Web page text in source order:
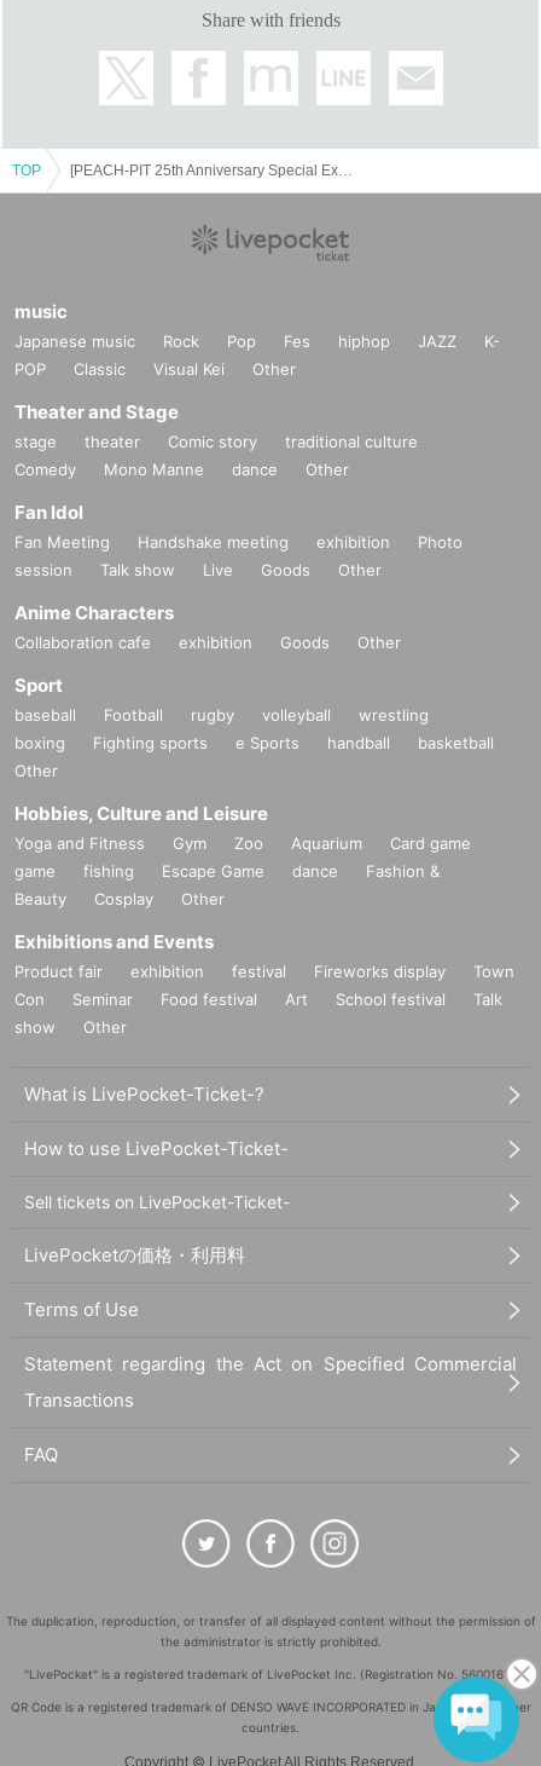
入場の流れ
・チケットをご購入後は、LivePocketマイページまたは購入完了メールのURL
から「QRコード付きチケット」をご確認ください。
いします。
・有効な身分証明書（例）：運転免許証／健康保険証／学生証／パスポートな
ど
※小中学生チケットの場合は、年齢確認できる書類をご用意ください
※未就学児の本人確認書類は不要です
当日の集合・入場について
・ご購入された入場時間の5分前を目安に、4F特設ギャラリー前の待機スペー
スにお越しください。
・整理番号をお呼びした時に不在の場合は、最後尾からのご案内となります。
・代表者の本人確認を行いますので、複数枚購入された場合は必ず同伴者とご
滞在時間・物販について
・ご入場から最大2時間を目安に展示・物販をご利用いただけます。
・混雑状況により、滞在時間を短縮させていただく場合がございます。
・最終枠（19:00〜19:30）でご来場のお客様は、閉館時間の都合上、21:00ま
禁止事項・お願い
当チケットを無効とさせていただきます。
・In order to allow as many customers as possible to attend, we ask for your
cooperation in purchasing only Quantity you need.
・会場の混雑緩和のため、時間帯ごとの入場制限・待機列設置にご協力をお願
Share with friends
TOP
music
Japanese music Rock Pop Fes hiphop JAZZ
K-
POP
Classic Visual Kei Other
Theater and Stage
stage theater Comic story
traditional culture
Comedy
Mono Manne dance Other
Fan Idol
Fan Meeting Handshake meeting exhibition
Photo
session
Talk show Live Goods Other
Anime Characters
Collaboration cafe exhibition Goods Other
Sport
baseball Football rugby volleyball
wrestling
boxing
Fighting sports e Sports handball
basketball
Other
Hobbies, Culture and Leisure
Yoga and Fitness Gym Zoo Aquarium
Card game
game
fishing Escape Game dance
Fashion &
Beauty
Cosplay Other
Exhibitions and Events
Product fair exhibition festival Fireworks display
Town
Con
Seminar Food festival Art School festival
Talk
show
Other
What is LivePocket-Ticket-?
How to use LivePocket-Ticket-
Sell tickets on LivePocket-Ticket-
LivePocketの価格・利用料
Terms of Use
Statement regarding the Act on Specified Commercial
Transactions
FAQ
The duplication, reproduction, or transfer of all displayed content without the permission of
the administrator is strictly prohibited.
"LivePocket" is a registered trademark of LivePocket Inc. (Registration No. 5600161).
QR Code is a registered trademark of DENSO WAVE INCORPORATED in Japan and in other
countries.
Copyright© LivePocket All Rights Reserved.